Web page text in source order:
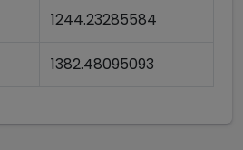
1244.23285584
1382.48095093